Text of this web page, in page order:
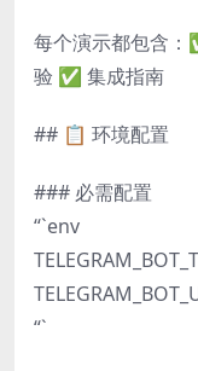
每个演示都包含
验 ✅ 集成指南
## 📋 环境配置
### 必需配置
“`env
“`